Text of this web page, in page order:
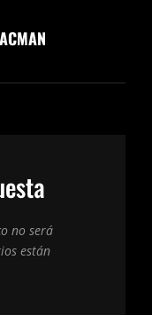
no será
están